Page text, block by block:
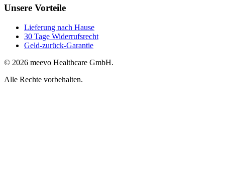
Unsere Vorteile
Lieferung nach Hause
30 Tage Widerrufsrecht
Geld-zurück-Garantie
© 2026 meevo Healthcare GmbH.
Alle Rechte vorbehalten.